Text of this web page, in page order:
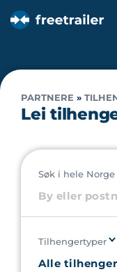
PARTNERE »
Lei
Søk i hele Norge
Tilhengertyper